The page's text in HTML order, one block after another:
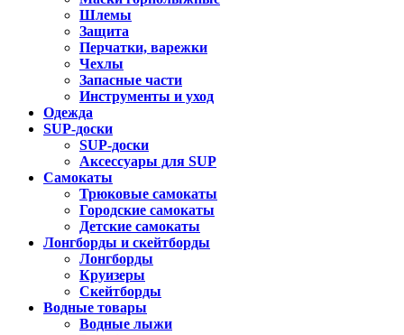
Шлемы
Защита
Перчатки, варежки
Чехлы
Запасные части
Инструменты и уход
Одежда
SUP-доски
SUP-доски
Аксессуары для SUP
Самокаты
Трюковые самокаты
Городские самокаты
Детские самокаты
Лонгборды и скейтборды
Лонгборды
Круизеры
Скейтборды
Водные товары
Водные лыжи